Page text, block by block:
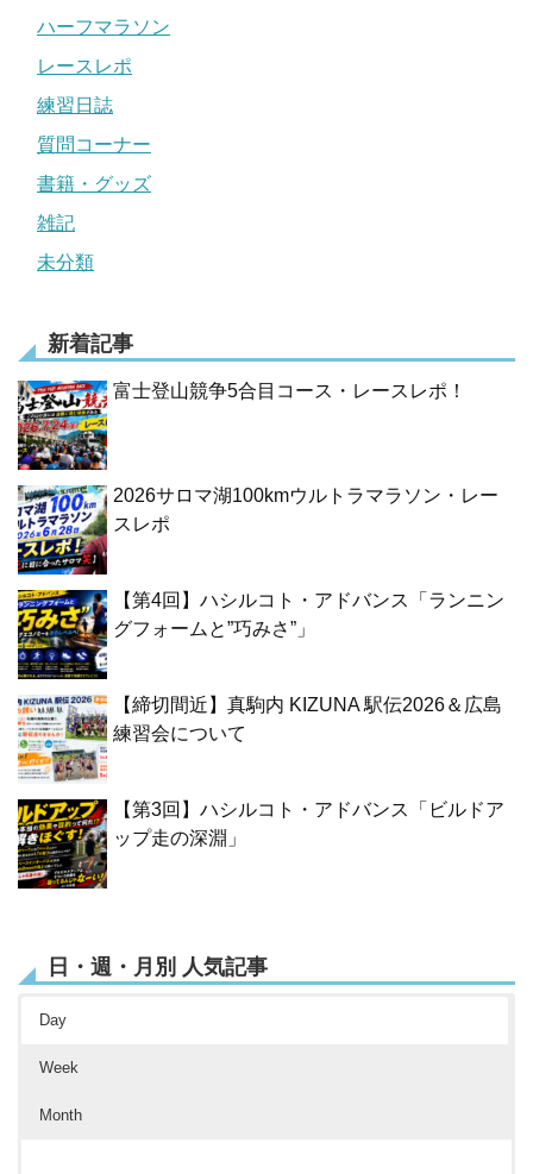
ハーフマラソン
レースレポ
練習日誌
質問コーナー
書籍・グッズ
雑記
未分類
新着記事
富士登山競争5合目コース・レースレポ！
2026サロマ湖100kmウルトラマラソン・レー
スレポ
【第4回】ハシルコト・アドバンス「ランニン
グフォームと”巧みさ”」
【締切間近】真駒内 KIZUNA 駅伝2026＆広島
練習会について
【第3回】ハシルコト・アドバンス「ビルドア
ップ走の深淵」
日・週・月別 人気記事
Day
Week
Month